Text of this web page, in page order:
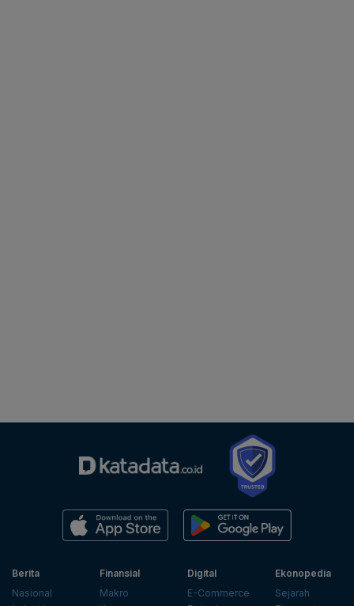
Berita
Nasional
Finansial
Makro
Digital
E-Commerce
Ekonopedia
Sejarah